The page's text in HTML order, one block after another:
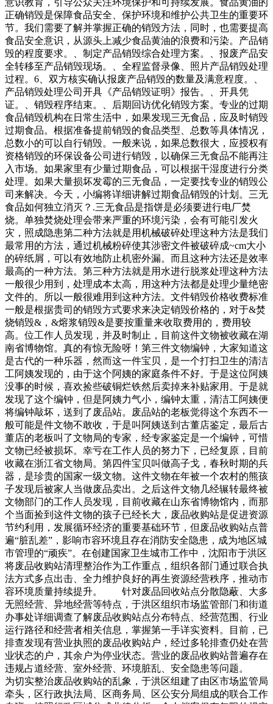
意识教育，引导公众关注环境保护和可持续发展。食品黄油的
正确销毁是保障食品安全、保护环境和维护公共卫生的重要环
节。我们需要了解并掌握正确的销毁方法，同时，也需要提高
食品安全意识，从源头上减少食品黄油的浪费和污染。产品销
毁的程度要求。、制定产品销毁综合处理方案。、报废产品安
全转移至产品销毁现场。、全程监督录像、照片产品销毁处理
过程。6、双方核实确认报废产品销毁的数量及满意程度。、
产品销毁处理公司开具《产品销毁证明》报告。、开具凭
证。、销毁程序结束。、后期回访优化销毁方案。专业的过期
食品销毁机构在日常生活中，如果发现三无食品，应及时销毁
过期食品。根据准备提前销毁的食品类型、总数等具体情况，
总数小的可以自行销毁。一般来说，如果总数很大，应授权有
资格销毁的环保设备公司进行销毁，以确保三无食品不能再注
入市场。如果家里有少量过期食品，可以根据干湿度进行分类
处理。如果大量损坏发霉的三无食品，一定要找专业的销毁公
司来解决。今天，小编将详细讲解过期食品销毁的计划。三无
食品如何独立消灭？.三无食品是指饼是必须要进行电厂焚
烧。单独焚烧处理会带来严重的环境污染，会有可能引发火
灾，照成隐患第二种方法就是用机械破碎处理这种方法是我们
最常用的方法，通过机械粉碎使其涉密文件被破碎成~cm大小
的碎纸屑，可以有效地防止机密外漏。而且这种方法还是效率
最高的一种方法。第三种方法就是用水进行脱浆处理这种方法
一般很少用到，处理成本太高，用这种方法都是处理少量绝密
文件的。所以一般很难用到这种方法。文件销毁价格收费标准
一般是根据贵司的销毁方式要求来决定销毁价格的，对于&焚
烧销毁&，&熔浆销毁&是要按重量来收取费用的，费用较
高。位工作人员发现，并及时制止，目前这件文物被收藏在湖
南省博物馆。真的有惊无险呀！第三件文物编钟，大家知道这
是古代的一种乐器，然而这一件宝贝，是一个打扫卫生的清洁
工阿姨发现的，由于这个阿姨的家庭条件不好。于是这位阿姨
没事的时候，喜欢捡些破铜烂铁然后卖掉来补贴家用。于是就
发现了这个编钟，但是阿姨力气小，编钟太重，清洁工阿姨便
将编钟敲坏，送到了废品站。废品站的老板觉得这个东西不一
般可能是件文物不敢收，于是叫阿姨送到古董店鉴定，最后古
董店的老板叫了文物局的专家，经专家鉴定是一个编钟，可惜
文物已经被损坏。幸亏在工作人员的努力下，已经复原，目前
收藏在浙江省文物局。第四件宝贝叫做高子戈，春秋时期的兵
器，是珍贵的国家一级文物。这件文物在年被一个农村的熊孩
子发现后被家人当做废品卖出。之后这件文物几经辗转最终被
文物部门的工作人员发现，目前收藏在山东省博物馆内，而那
个当面捡到这件文物的孩子已经长大，废品收购站是促进资源
节约利用，发展循环经济的重要基础环节，但废品收购站点普
遍“脏乱差”，影响市容环境且存在消防安全隐患，成为地区城
市管理的“顽疾”。在创建国家卫生城市工作中，沈阳市于洪区
将废品收购站清理整治作为工作重点，组织各部门通过联合执
法方式多点出击、全力维护良好的再生资源经营秩序，推动市
容环境质量持续提升。 针对废品回收站点分散隐蔽、大多
无照经营、异地经营等特点，于洪区组织市场监管部门和街道
办事处详细调查了解废品收购站点分布特点、经营范围、行业
运行路径和经营者相关信息，掌握第一手详实资料。目前，已
排查发现有营业执照的废品收购站户，经过多轮排查仍处在营
业状态的户，其余户为停业状态。营业的废品收购站普遍存在
违规占道经营、室外经营、环境脏乱、安全隐患等问题。
为切实整治废品收购站的乱象，于洪区组建了由区市场监管局
牵头，区行政执法局、区商务局、区公安分局组成的联合工作